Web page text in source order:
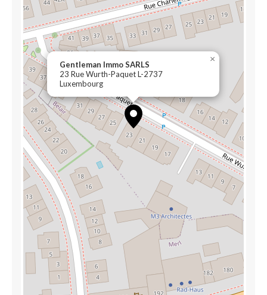
Gentleman Immo SARLS
23 Rue Wurth-Paquet L-2737
Luxembourg
×